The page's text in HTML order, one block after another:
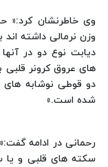
وی خاطرنشان کرد:«
وزن نرمالی داشته
دیابت نوع دو در
های عروق کرونر قلبی
دو قوطی نوشابه
شده است.»
رحمانی در ادامه
سکته های قلبی و یا